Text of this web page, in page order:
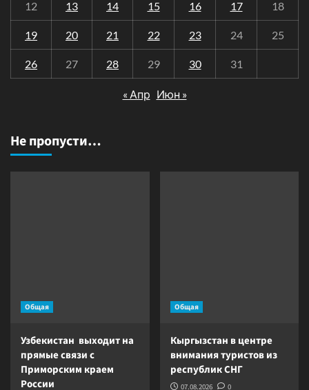
12 13 14 15 16 17 18
19 20 21 22 23 24 25
26 27 28 29 30 31
« Апр Июн »
Не пропусти…
Общая
Узбекистан выходит на
прямые связи с
Приморским краем
России
Общая
Кыргызстан в центре
внимания туристов из
республик СНГ
07.08.2026 0